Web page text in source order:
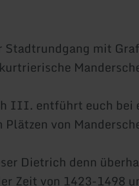
Stadtrundgang mit
III. entführt euch bei
Plätzen von
Dietrich denn
Zeit von 1423-1498